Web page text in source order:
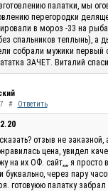
палатки, мы
перегородки
в мороз -33 на
спальников теплынь), а
собрали мужики
ЗАЧЕТ. Виталий
# Ответить
отзыв не
цена, увидел
на их ОФ. сайт,,,, я
через пару
готовуюю палатку